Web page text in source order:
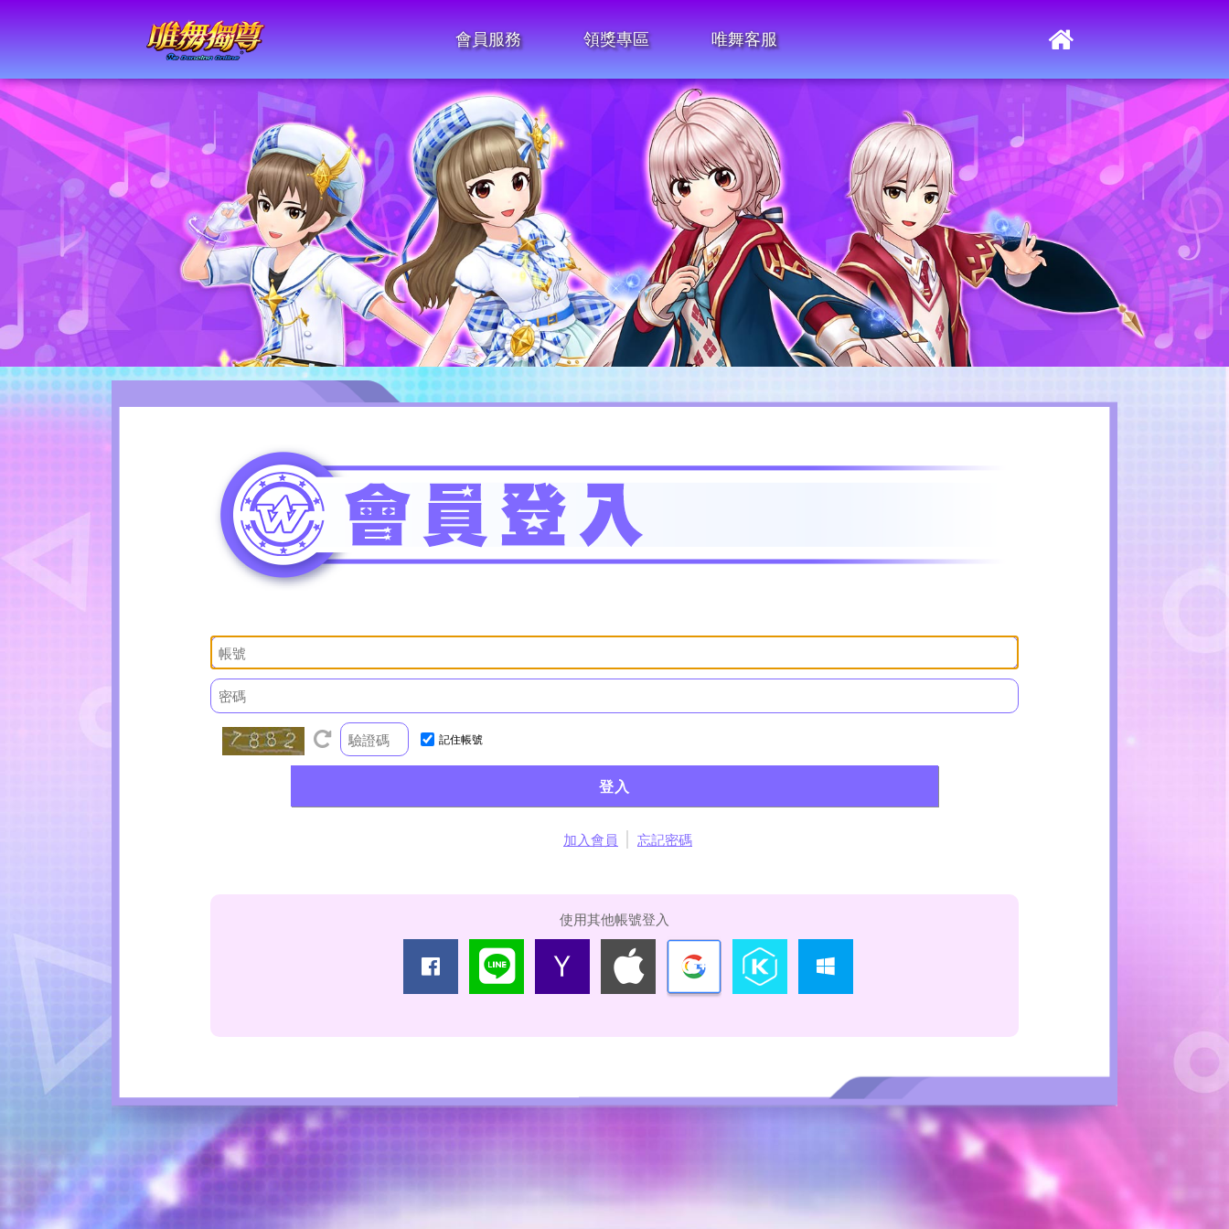
會員服務 領獎專區 唯舞客服
記住帳號
登入
加入會員 忘記密碼
使用其他帳號登入